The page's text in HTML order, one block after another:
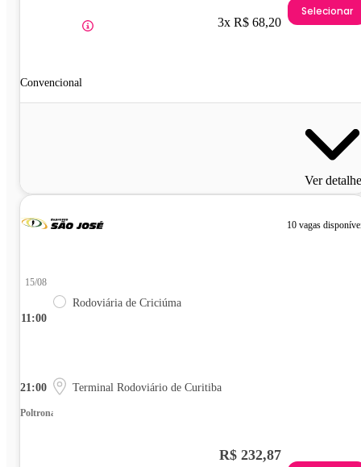
Convencional
3x R$ 68,20
Selecionar
Ver
10 vagas
11:00
15/08
Rodoviária de Criciúma
21:00 Terminal Rodoviário de Curitiba
Poltrona
R$ 232,87